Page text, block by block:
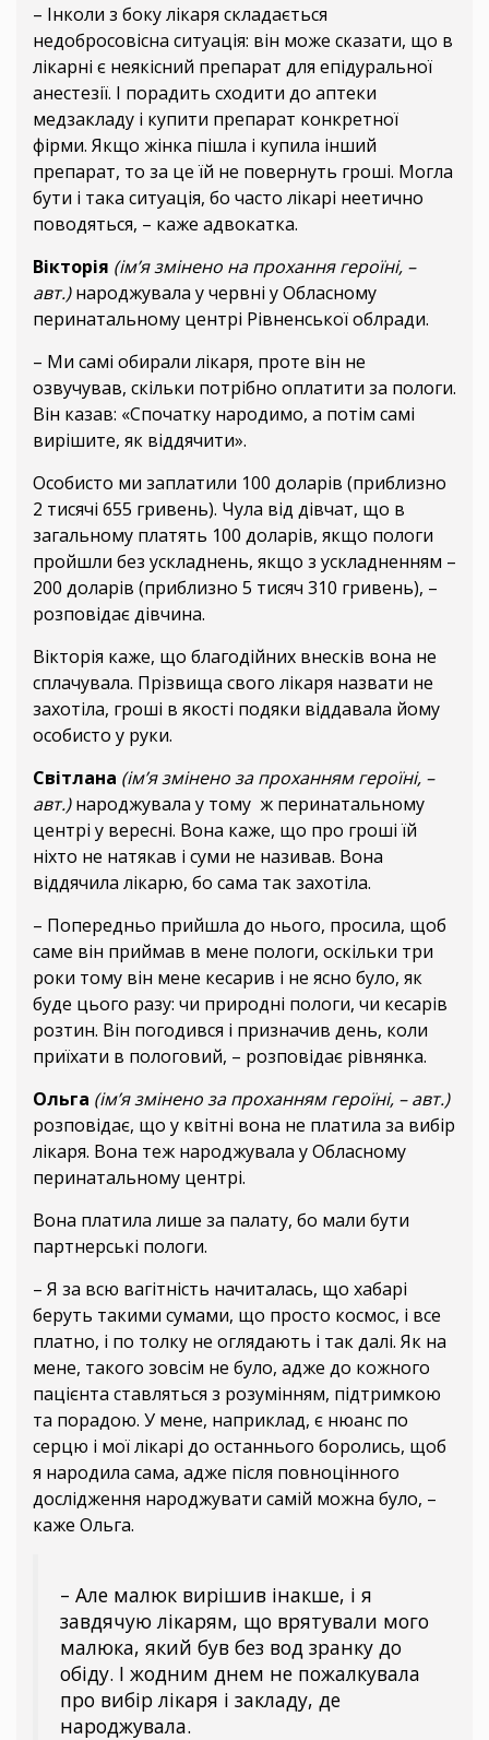
– Інколи з боку лікаря складається
недобросовісна ситуація: він може сказати, що в
лікарні є неякісний препарат для епідуральної
анестезії. І порадить сходити до аптеки
медзакладу і купити препарат конкретної
фірми. Якщо жінка пішла і купила інший
препарат, то за це їй не повернуть гроші. Могла
бути і така ситуація, бо часто лікарі неетично
поводяться, – каже адвокатка.
Вікторія (ім’я змінено на прохання героїні, –
авт.)народжувала у червні у Обласному
перинатальному центрі Рівненської облради.
– Ми самі обирали лікаря, проте він не
озвучував, скільки потрібно оплатити за пологи.
Він казав: «Спочатку народимо, а потім самі
вирішите, як віддячити».
Особисто ми заплатили 100 доларів (приблизно
2 тисячі 655 гривень). Чула від дівчат, що в
загальному платять 100 доларів, якщо пологи
пройшли без ускладнень, якщо з ускладненням –
200 доларів (приблизно 5 тисяч 310 гривень), –
розповідає дівчина.
Вікторія каже, що благодійних внесків вона не
сплачувала. Прізвища свого лікаря назвати не
захотіла, гроші в якості подяки віддавала йому
особисто у руки.
Світлана (ім’я змінено за проханням героїні, –
авт.)народжувала у тому ж перинатальному
центрі у вересні. Вона каже, що про гроші їй
ніхто не натякав і суми не називав. Вона
віддячила лікарю, бо сама так захотіла.
– Попередньо прийшла до нього, просила, щоб
саме він приймав в мене пологи, оскільки три
роки тому він мене кесарив і не ясно було, як
буде цього разу: чи природні пологи, чи кесарів
розтин. Він погодився і призначив день, коли
приїхати в пологовий, – розповідає рівнянка.
Ольга (ім’я змінено за проханням героїні, – авт.)
розповідає, що у квітні вона не платила за вибір
лікаря. Вона теж народжувала у Обласному
перинатальному центрі.
Вона платила лише за палату, бо мали бути
партнерські пологи.
– Я за всю вагітність начиталась, що хабарі
беруть такими сумами, що просто космос, і все
платно, і по толку не оглядають і так далі. Як на
мене, такого зовсім не було, адже до кожного
пацієнта ставляться з розумінням, підтримкою
та порадою. У мене, наприклад, є нюанс по
серцю і мої лікарі до останнього боролись, щоб
я народила сама, адже після повноцінного
дослідження народжувати самій можна було, –
каже Ольга.
– Але малюк вирішив інакше, і я
завдячую лікарям, що врятували мого
малюка, який був без вод зранку до
обіду. І жодним днем не пожалкувала
про вибір лікаря і закладу, де
народжувала.